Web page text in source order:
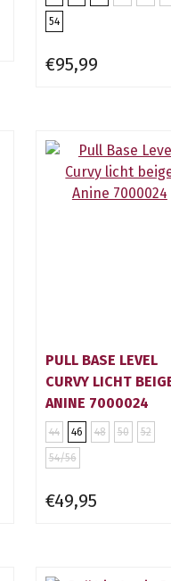
54
€95,99
PULL BASE LEVEL
CURVY LICHT
ANINE 7000024
44 46 48 50 52
54/56
€49,95